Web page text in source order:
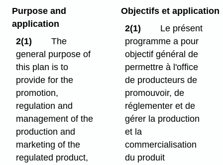
Purpose and
application
2(1)
The
general purpose of
this plan is to
provide for the
promotion,
regulation and
management of the
production and
marketing of the
regulated product,
Objectifs et application
2(1)
Le présent
programme a pour
objectif général de
permettre à l'office
de producteurs de
promouvoir, de
réglementer et de
gérer la production
et la
commercialisation
du produit